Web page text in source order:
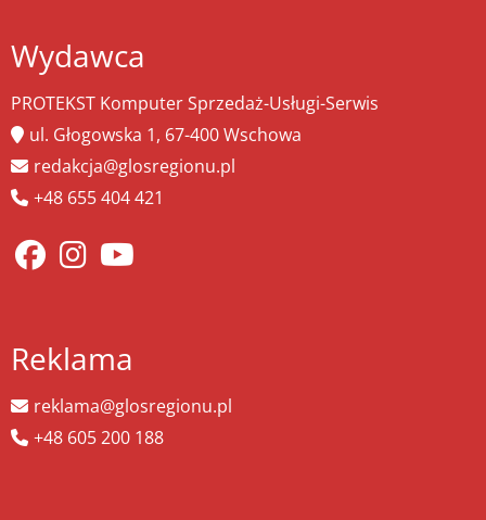
Wydawca
PROTEKST Komputer Sprzedaż-Usługi-Serwis
ul. Głogowska 1, 67-400 Wschowa
redakcja@glosregionu.pl
+48 655 404 421
Reklama
reklama@glosregionu.pl
+48 605 200 188